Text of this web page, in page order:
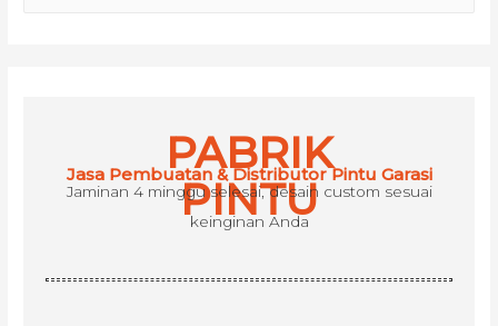
PABRIK
PINTU
Jasa Pembuatan & Distributor Pintu Garasi
Jaminan 4 minggu selesai, desain custom sesuai
keinginan Anda